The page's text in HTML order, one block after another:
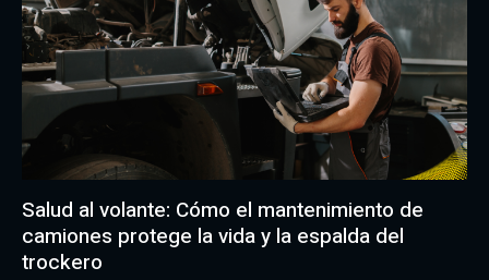
Salud al volante: Cómo el mantenimiento de
camiones protege la vida y la espalda del
trockero